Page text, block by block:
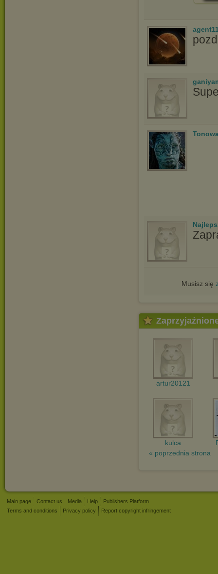
Musisz się
artur20121
kulca
« poprzednia strona
Main page Contact us Media Help
Publishers Platform
Terms and conditions
Privacy policy Report copyright infringement